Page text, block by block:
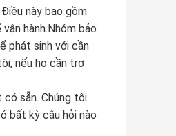
này bao gồm
hành.Nhóm bảo
phát sinh với cần
nếu họ cần trợ
sẵn. Chúng tôi
bất kỳ câu hỏi nào